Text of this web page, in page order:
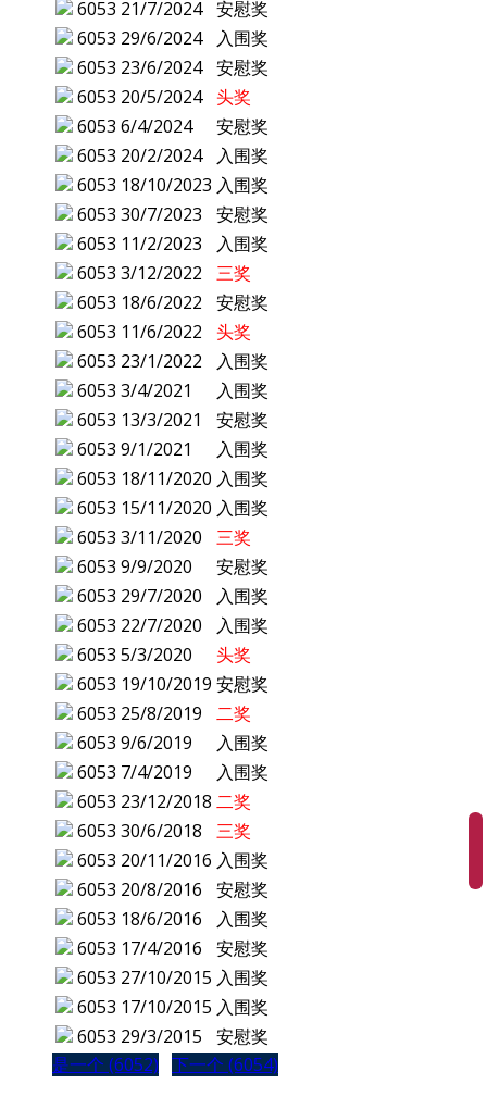
6053 21/7/2024 安慰奖
6053 29/6/2024
入围奖
6053 23/6/2024 安慰奖
6053 20/5/2024 头奖
6053 6/4/2024
安慰奖
6053 20/2/2024
入围奖
6053 18/10/2023 入围奖
6053 30/7/2023
安慰奖
6053 11/2/2023
入围奖
6053 3/12/2022
三奖
6053 18/6/2022
安慰奖
6053 11/6/2022
头奖
6053 23/1/2022
入围奖
6053 3/4/2021
入围奖
6053 13/3/2021
安慰奖
6053 9/1/2021
入围奖
6053 18/11/2020 入围奖
6053 15/11/2020 入围奖
6053 3/11/2020
三奖
6053 9/9/2020
安慰奖
6053 29/7/2020
入围奖
6053 22/7/2020
入围奖
6053 5/3/2020
头奖
6053 19/10/2019 安慰奖
6053 25/8/2019
二奖
6053 9/6/2019
入围奖
6053 7/4/2019
入围奖
6053 23/12/2018 二奖
6053 30/6/2018
三奖
6053 20/11/2016 入围奖
6053 20/8/2016
安慰奖
6053 18/6/2016
入围奖
6053 17/4/2016
安慰奖
6053 27/10/2015 入围奖
6053 17/10/2015 入围奖
6053 29/3/2015
安慰奖
是一个 (6052) 下一个 (6054)